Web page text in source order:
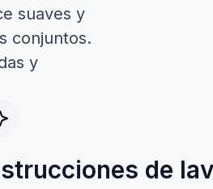
suaves y
conjuntos.
y
de